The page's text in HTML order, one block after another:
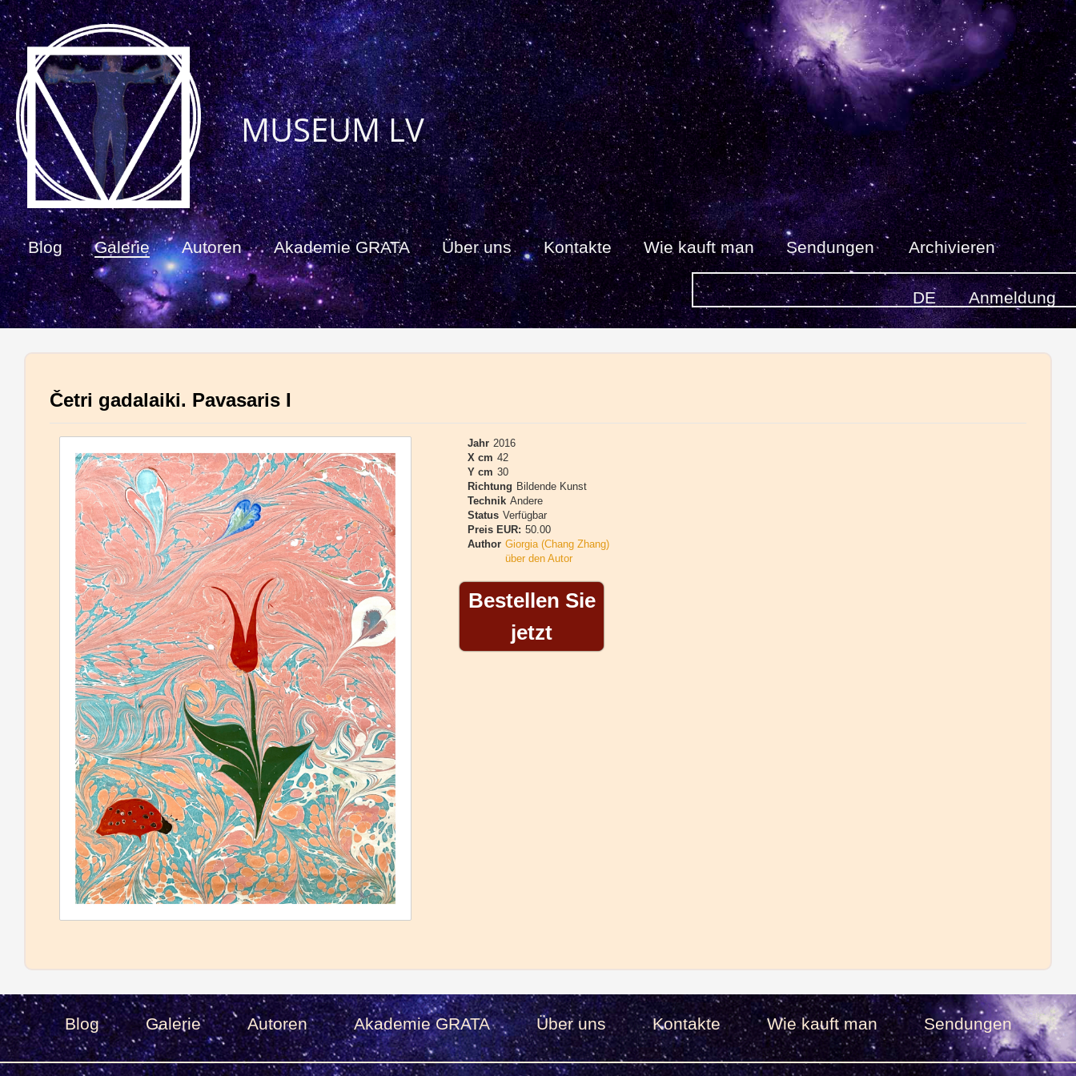
Blog Galerie Autoren Akademie GRATA Über uns Kontakte Wie kauft man Sendungen Archivieren
Anmeldung
DE
MUSEUM LV
Četri gadalaiki. Pavasaris I
Jahr 2016
X cm 42
Y cm 30
Richtung Bildende Kunst
Technik Andere
Status Verfügbar
Preis EUR: 50.00
Author Giorgia (Chang Zhang)
über den Autor
Bestellen Sie
jetzt
Blog Galerie Autoren Akademie GRATA Über uns Kontakte Wie kauft man Sendungen